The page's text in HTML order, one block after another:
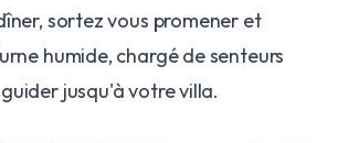
sortez vous promener et
humide, chargé de senteurs
jusqu'à votre villa.